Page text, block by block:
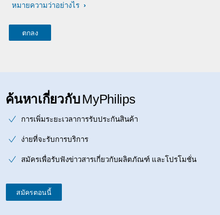
หมายความว่าอย่างไร
ค้นหาเกี่ยวกับ MyPhilips
การเพิ่มระยะเวลาการรับประกันสินค้า
ง่ายที่จะรับการบริการ
สมัครเพื่อรับฟังข่าวสารเกี่ยวกับผลิตภัณฑ์ และโปรโมชั่น
สมัครตอนนี้